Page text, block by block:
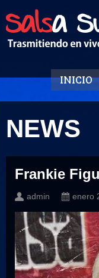
INICIO
NEWS
Frankie
admin enero